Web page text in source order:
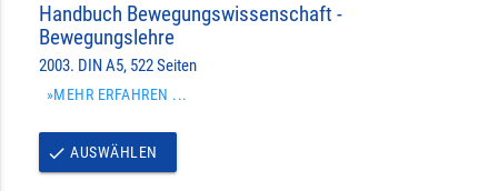
Handbuch Bewegungswissenschaft -
Bewegungslehre
2003. DIN A5, 522 Seiten
»MEHR ERFAHREN ...
done AUSWÄHLEN